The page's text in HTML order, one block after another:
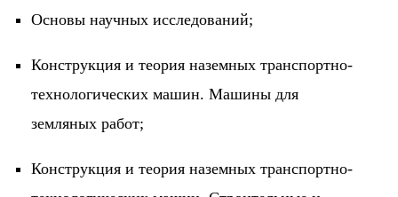
Основы научных исследований;
Конструкция и теория наземных транспортно-
технологических машин. Машины для
земляных работ;
Конструкция и теория наземных транспортно-